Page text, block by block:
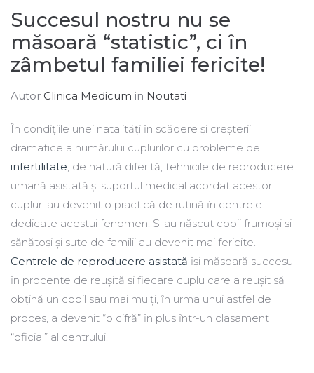
Succesul nostru nu se
măsoară “statistic”, ci ȋn
zâmbetul familiei fericite!
Autor Clinica Medicum in Noutati
În condiţiile unei natalităţi ȋn scădere și creșterii
dramatice a numărului cuplurilor cu probleme de
infertilitate, de natură diferită, tehnicile de reproducere
umană asistată și suportul medical acordat acestor
cupluri au devenit o practică de rutină ȋn centrele
dedicate acestui fenomen. S-au născut copii frumoși și
sănătoși și sute de familii au devenit mai fericite.
Centrele de reproducere asistată ȋși măsoară succesul
ȋn procente de reușită și fiecare cuplu care a reușit să
obţină un copil sau mai mulţi, ȋn urma unui astfel de
proces, a devenit “o cifră” ȋn plus ȋntr-un clasament
“oficial” al centrului.